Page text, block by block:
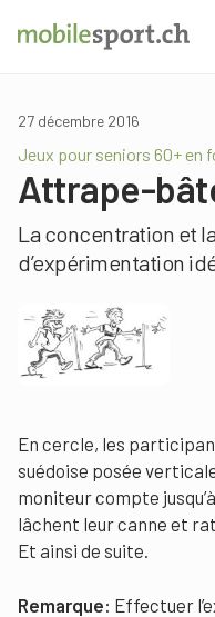
27 décembre 2016
Jeux pour seniors 60+ en
Attrape-
La concentration et
d’expérimentation
En cercle, les
suédoise posée
moniteur compte
lâchent leur canne et
Et ainsi de suite.
Remarque: Effectuer